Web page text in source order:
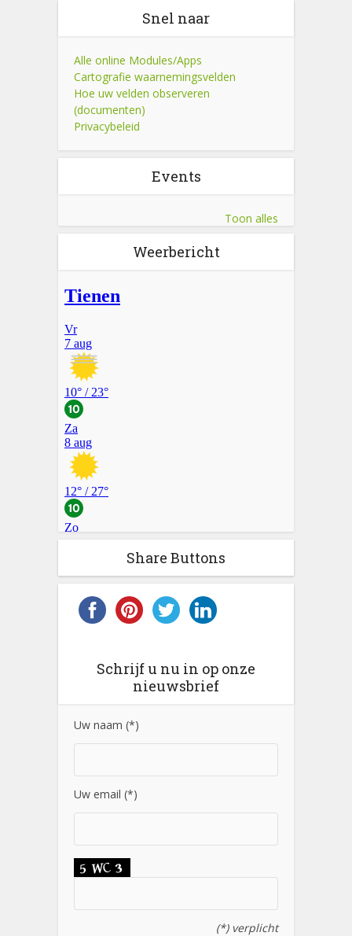
Snel naar
Alle online Modules/Apps
Cartografie waarnemingsvelden
Hoe uw velden observeren
(documenten)
Privacybeleid
Events
Toon alles
Weerbericht
Share Buttons
Schrijf u nu in op onze
nieuwsbrief
Uw naam (*)
Uw email (*)
(*) verplicht